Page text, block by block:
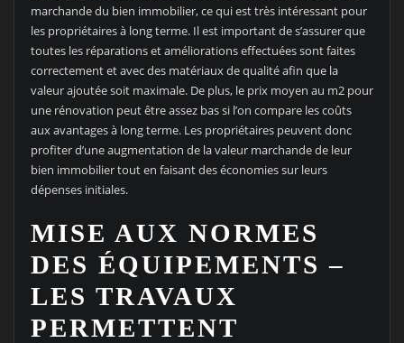
marchande du bien immobilier, ce qui est très intéressant pour
les propriétaires à long terme. Il est important de s’assurer que
toutes les réparations et améliorations effectuées sont faites
correctement et avec des matériaux de qualité afin que la
valeur ajoutée soit maximale. De plus, le prix moyen au m2 pour
une rénovation peut être assez bas si l’on compare les coûts
aux avantages à long terme. Les propriétaires peuvent donc
profiter d’une augmentation de la valeur marchande de leur
bien immobilier tout en faisant des économies sur leurs
dépenses initiales.
MISE AUX NORMES
DES ÉQUIPEMENTS –
LES TRAVAUX
PERMETTENT